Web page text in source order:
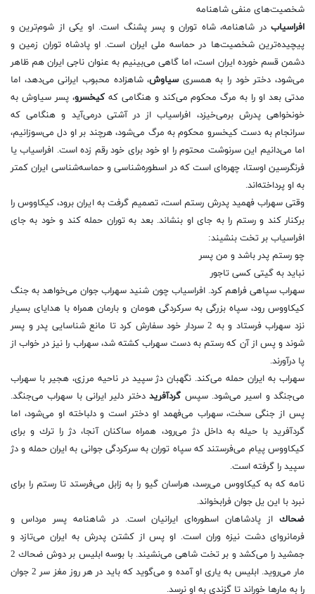
شخصیت‌های منفی شاهنامه
افراسیاب در شاهنامه، شاه توران و پسر پشنگ است. او یكی از شوم‌ترین و
پیچیده‌ترین شخصیت‌ها در حماسه ملی ایران است. او پادشاه توران زمین‌ و
دشمن قسم خورده ایران است، اما گاهی می‌بینیم به عنوان ناجی ایران هم ظاهر
می‌شود، دختر خود را به همسریسیاوش، شاهزاده محبوب ایرانی می‌دهد، اما
مدتی بعد او را به مرگ محكوم می‌كند و هنگامی كهكیخسرو، پسر سیاوش به
خونخواهی پدرش برمی‌خیزد، افراسیاب از در آشتی درمی‌آید و هنگامی كه
سرانجام به دست كیخسرو محكوم به مرگ می‌شود، هرچند بر او دل می‌سوزانیم،
اما می‌دانیم این سرنوشت محتوم را او خود برای خود رقم زده است. افراسیاب یا
فرنگرسین اوستا، چهره‌ای است كه در اسطوره‌شناسی و حماسه‌شناسی ایران كمتر
به او پرداخته‌اند.
وقتی سهراب فهمید پدرش رستم است، تصمیم گرفت به ایران برود، كیكاووس را
بركنار كند و رستم را به جای او بنشاند. بعد به توران حمله كند و خود به جای
افراسیاب بر تخت بنشیند:
چو رستم پدر باشد و من پسر
نباید به گیتی كسی تاجور
سهراب سپاهی فراهم كرد. افراسیاب چون شنید سهراب جوان می‌خواهد به جنگ
كیكاووس رود، سپاه بزرگی به سركردگی هومان و بارمان همراه با هدایای بسیار
نزد سهراب فرستاد و به 2 سردار خود سفارش كرد تا مانع شناسایی پدر و پسر
شوند و پس از آن كه رستم به دست سهراب كشته شد، سهراب را نیز در خواب از
پا درآورند.
سهراب به ایران حمله می‌كند. نگهبان دژ سپید در ناحیه مرزی، هجیر با سهراب
می‌جنگد و اسیر می‌شود. سپس گردآفریددختر دلیر ایرانی با سهراب می‌جنگد.
پس از جنگی سخت، سهراب می‌فهمد او دختر است و دلباخته او می‌شود، اما
گردآفرید با حیله به داخل دژ می‌رود، همراه ساكنان آنجا، دژ را ترك و برای
كیكاووس پیام می‌فرستند كه سپاه توران به سركردگی ‌جوانی به ایران حمله و دژ
سپید را گرفته ‌است.
نامه كه به كیكاووس می‌رسد، هراسان گیو را به زابل می‌فرستد تا رستم را برای
نبرد با این یل جوان فرابخواند.
ضحاك از پادشاهان اسطوره‌ای ایرانیان است. در شاهنامه پسر مرداس و
فرمانروای دشت نیزه وران است. او پس از كشتن پدرش به ایران می‌تازد و
جمشید را می‌كشد و بر تخت شاهی می‌نشیند. با بوسه ابلیس بر دوش ضحاك 2
مار می‌روید. ابلیس به یاری او آمده و می‌گوید كه باید در هر روز مغز سر 2 جوان
را به مارها خوراند تا گزندی به او نرسد.